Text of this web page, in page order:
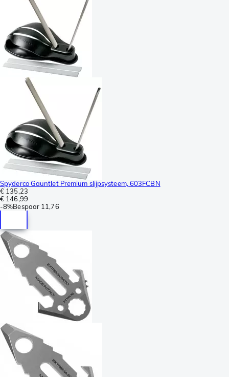
Spyderco Gauntlet Premium slijpsysteem, 603FCBN
€ 135,23
€ 146,99
-8%Bespaar 11,76